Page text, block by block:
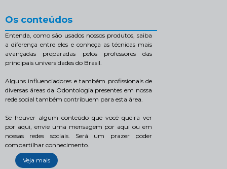
Os conteúdos
Entenda, como são usados nossos produtos, saiba
a diferença entre eles e conheça as técnicas mais
avançadas preparadas pelos professores das
principais universidades do Brasil.
Alguns influenciadores e também profissionais de
diversas áreas da Odontologia presentes em nossa
rede social também contribuem para esta área.
Se houver algum conteúdo que você queira ver
por aqui, envie uma mensagem por aqui ou em
nossas redes sociais. Será um prazer poder
compartilhar conhecimento.
Veja mais